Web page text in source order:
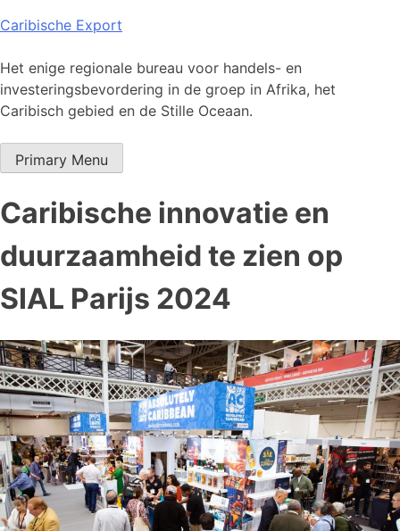
Skip
content
Caribische Export
Het enige regionale bureau voor handels- en
investeringsbevordering in de groep in Afrika, het
Caribisch gebied en de Stille Oceaan.
Primary Menu
Caribische innovatie en
duurzaamheid te zien op
SIAL Parijs 2024